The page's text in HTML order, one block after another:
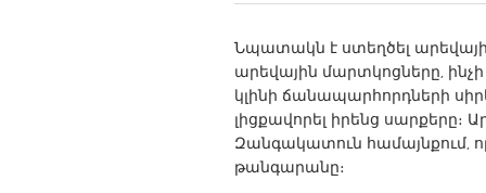
QATAR
Qatar
SINGAPORE
Singapore
Նպատակն է ստեղծել
արեվային մարտկոցները,
կլինի ճանապարհորդների
լիցքավորել իրենց
Զանգակատուն համայնքում,
թանգարանը։